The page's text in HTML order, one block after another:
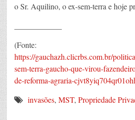
o Sr. Aquilino, o ex-sem-terra e hoje
(Fonte:
https://gauchazh.clicrbs.com.br/
sem-terra-gaucho-que-virou-
de-reforma-agraria-
invasões, MST, Propriedade